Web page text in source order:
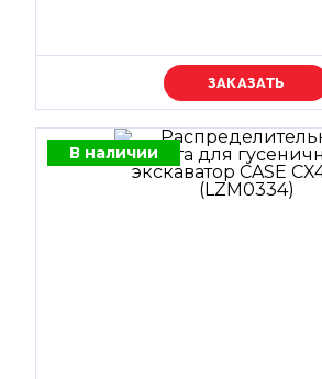
Уточняйте цену
В наличии